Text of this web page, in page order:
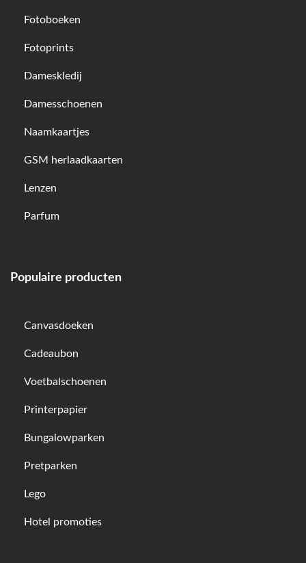
Fotoboeken
Fotoprints
Dameskledij
Damesschoenen
Naamkaartjes
GSM herlaadkaarten
Lenzen
Parfum
Populaire producten
Canvasdoeken
Cadeaubon
Voetbalschoenen
Printerpapier
Bungalowparken
Pretparken
Lego
Hotel promoties